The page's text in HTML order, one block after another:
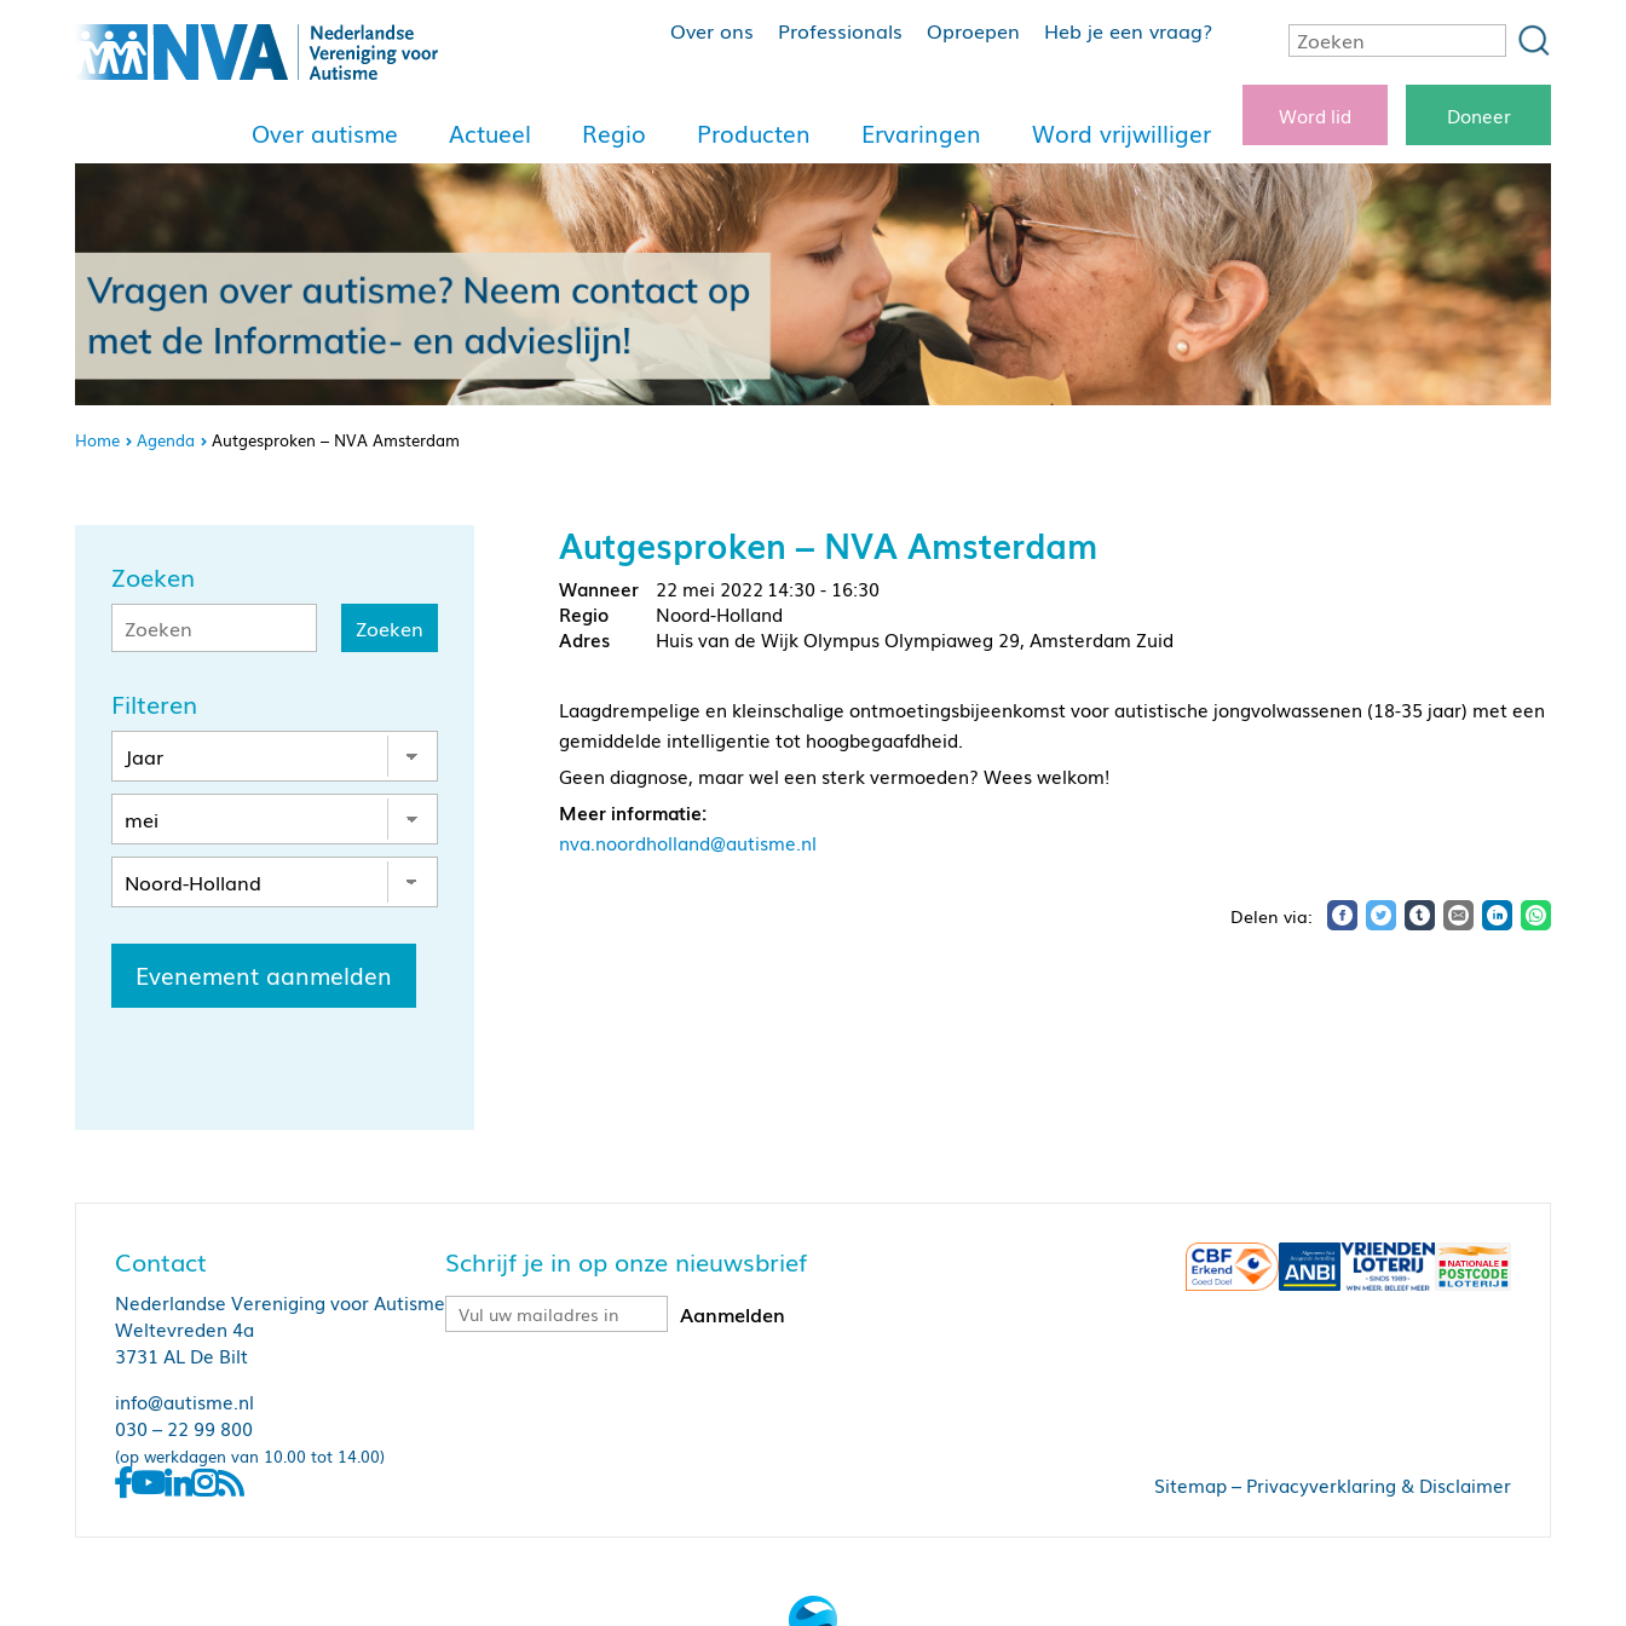
Over ons Professionals Oproepen Heb je een vraag?
Over autisme Actueel Regio Producten Ervaringen Word vrijwilliger
Word lid Doneer
Home Agenda Autgesproken – NVA Amsterdam
Zoeken
Filteren
Evenement aanmelden
Autgesproken – NVA Amsterdam
22 mei 2022 14:30 - 16:30
Noord-Holland
Huis van de Wijk Olympus Olympiaweg 29, Amsterdam Zuid
Laagdrempelige en kleinschalige ontmoetingsbijeenkomst voor autistische jongvolwassenen (18-35 jaar) met een
gemiddelde intelligentie tot hoogbegaafdheid.
Geen diagnose, maar wel een sterk vermoeden? Wees welkom!
Meer informatie:
nva.noordholland@autisme.nl
Contact
Nederlandse Vereniging voor Autisme
Weltevreden 4a
3731 AL De Bilt
info@autisme.nl
030 – 22 99 800
(op werkdagen van 10.00 tot 14.00)
Schrijf je in op onze nieuwsbrief
Sitemap– Privacyverklaring & Disclaimer